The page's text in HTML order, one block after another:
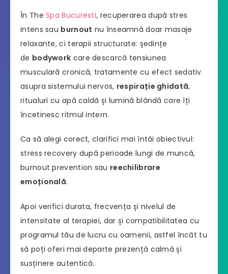
În TheSpa Bucuresti, recuperarea după stres
intens sau burnout nu înseamnă doar masaje
relaxante, ci terapii structurate: ședințe
de bodywork care descarcă tensiunea
musculară cronică, tratamente cu efect sedativ
asupra sistemului nervos, respirație ghidată,
ritualuri cu apă caldă și lumină blândă care îți
încetinesc ritmul intern.
Ca să alegi corect, clarifici mai întâi obiectivul:
stress recovery după perioade lungi de muncă,
burnout prevention sau reechilibrare
emoțională.
Apoi verifici durata, frecvența și nivelul de
intensitate al terapiei, dar și compatibilitatea cu
programul tău de lucru cu oamenii, astfel încât tu
să poți oferi mai departe prezență calmă și
susținere autentică.